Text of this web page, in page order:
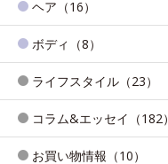
ヘア（16）
ボディ（8）
ライフスタイル（23）
コラム&エッセイ（182）
お買い物情報（10）